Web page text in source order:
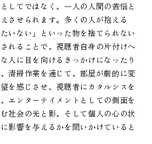
してではなく、一人の人間の苦悩と
させられます。多くの人が抱える
いない」といった物を捨てられない
れることで、視聴者自身の片付けへ
人に目を向けるきっかけになったり
清掃作業を通じて、部屋が劇的に変
を感じさせ、視聴者にカタルシスを
エンターテイメントとしての側面を
社会の光と影、そして個人の心の状
影響を与えるかを問いかけていると